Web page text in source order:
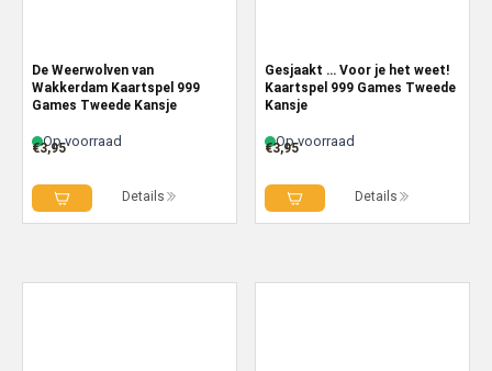
De Weerwolven van
Wakkerdam Kaartspel 999
Games Tweede Kansje
Op voorraad
€3,95
Details
Gesjaakt … Voor je het weet!
Kaartspel 999 Games Tweede
Kansje
Op voorraad
€3,95
Details